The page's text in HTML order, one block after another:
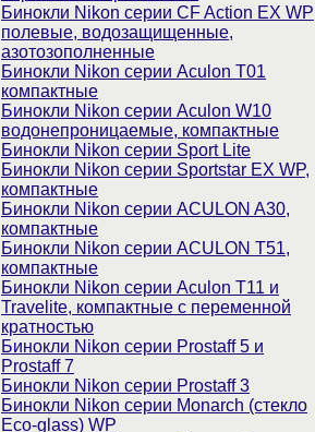
Бинокли Nikon серии СF Action EX WP
полевые, водозащищенные,
азотозополненные
Бинокли Nikon серии Aculon T01
компактные
Бинокли Nikon серии Aculon W10
водонепроницаемые, компактные
Бинокли Nikon серии Sport Lite
Бинокли Nikon серии Sportstar EX WP,
компактные
Бинокли Nikon серии ACULON A30,
компактные
Бинокли Nikon серии ACULON Т51,
компактные
Бинокли Nikon серии Aculon T11 и
Travelite, компактные с переменной
кратностью
Бинокли Nikon серии Prostaff 5 и
Prostaff 7
Бинокли Nikon серии Prostaff 3
Бинокли Nikon серии Monarch (стекло
Eco-glass) WP